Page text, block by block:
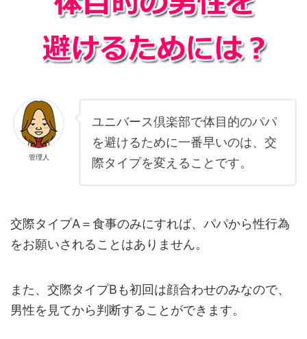
管理人
ユニバース倶楽部で体目的のパパ
を避けるために一番早いのは、交
際タイプを変えることです。
交際タイプA＝食事のみにすれば、パパから性行為
をお願いされることはありません。
また、交際タイプBも初回は顔合わせのみなので、
男性を見てから判断することができます。